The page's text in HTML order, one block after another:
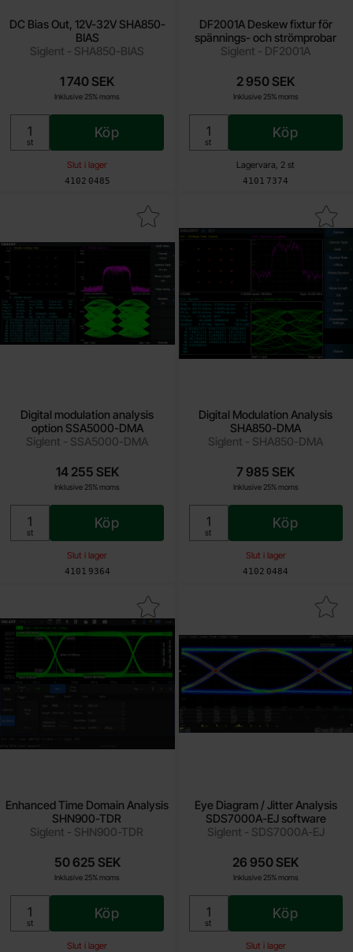
DC Bias Out, 12V-32V SHA850-
BIAS
Siglent - SHA850-BIAS
Art. nr
4102 0485
Slut i lager
1 740 SEK
Inklusive 25% moms
Enhet:
st
Köp
DF2001A Deskew fixtur för
spännings- och strömprobar
Siglent - DF2001A
Art. nr
4101 7374
Lagervara, 2 st
2 950 SEK
Inklusive 25% moms
Enhet:
st
Köp
Digital modulation analysis
option SSA5000-DMA
Siglent - SSA5000-DMA
Art. nr
4101 9364
Slut i lager
14 255 SEK
Inklusive 25% moms
Enhet:
st
Köp
digital modulation analysis option SSA5000-DMA som favorit
Digital Modulation Analysis
SHA850-DMA
Siglent - SHA850-DMA
Art. nr
4102 0484
Slut i lager
7 985 SEK
Inklusive 25% moms
Enhet:
st
Köp
Makera digital Modulation
Enhanced Time Domain Analysis
SHN900-TDR
Siglent - SHN900-TDR
Slut i lager
50 625 SEK
Inklusive 25% moms
Enhet:
st
Köp
enhanced Time Domain Analysis SHN900-TDR som favorit
Eye Diagram / Jitter Analysis
SDS7000A-EJ software
Siglent - SDS7000A-EJ
Slut i lager
26 950 SEK
Inklusive 25% moms
Enhet:
st
Köp
Makera eye Diagram / Jitter Analysis